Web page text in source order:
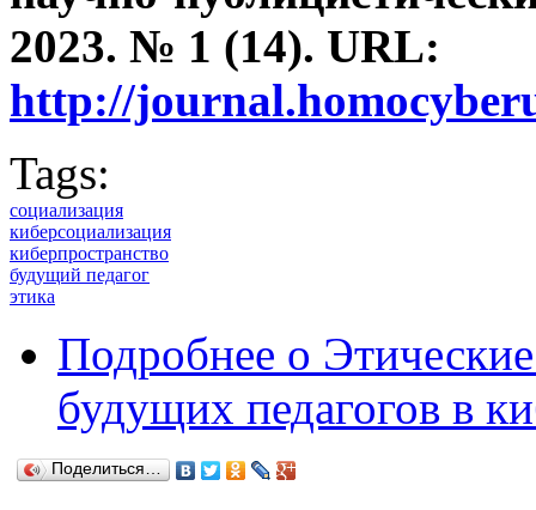
2023. № 1 (14). URL:
http://
Tags:
социализация
киберсоциализация
киберпространство
будущий педагог
этика
Подробнее о
будущих педагогов в
Поделиться…